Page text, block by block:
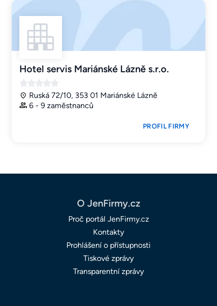
Hotel servis Mariánské Lázně s.r.o.
Ruská 72/10, 353 01 Mariánské Lázně
6 - 9 zaměstnanců
PROFIL FIRMY
O JenFirmy.cz
Proč portál JenFirmy.cz
Kontakty
Prohlášení o přístupnosti
Tiskové zprávy
Transparentní zprávy